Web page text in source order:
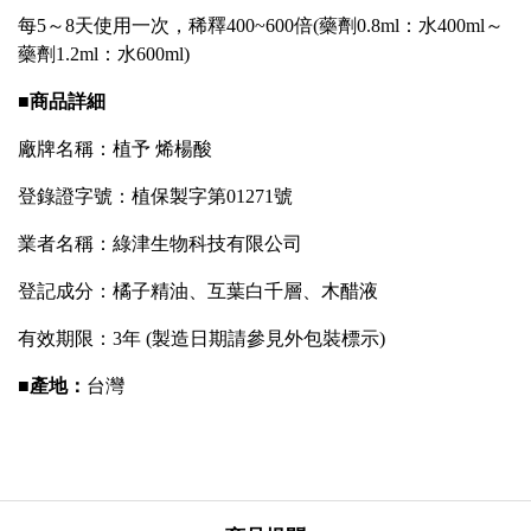
每5～8天使用一次，稀釋400~600倍(藥劑0.8ml：水400ml～
藥劑1.2ml：水600ml)
■商品詳細
廠牌名稱：植予 烯楊酸
登錄證字號：植保製字第01271號
業者名稱：綠津生物科技有限公司
登記成分：橘子精油、互葉白千層、木醋液
有效期限：3年(製造日期請參見外包裝標示)
■產地： 台灣